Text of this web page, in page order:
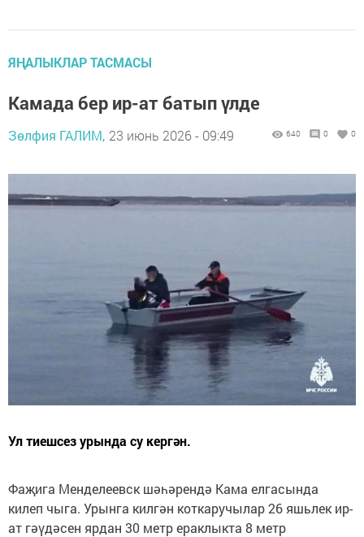
ЯҢАЛЫКЛАР ТАСМАСЫ
Камада бер ир-ат батып үлде
Зөлфия ГАЛИМ, 23 июнь 2026 - 09:49 640 0 0
Ул тиешсез урында су кергән.
Фаҗига Менделеевск шәһәрендә Кама елгасында
килеп чыга. Урынга килгән коткаручылар 26 яшьлек ир-
ат гәүдәсен ярдан 30 метр ераклыкта 8 метр